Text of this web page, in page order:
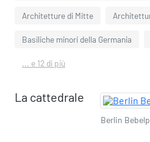
Architetture di Mitte
Basiliche minori della Germania
... e 12 di più
Berlin
La cattedrale